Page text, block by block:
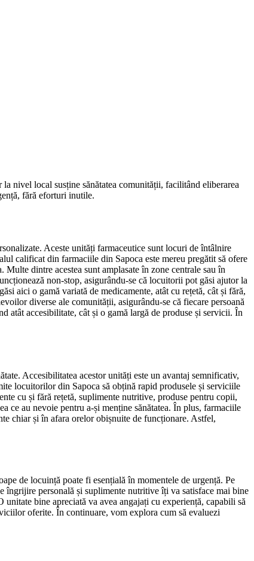
nivel local susține sănătatea comunității, facilitând eliberarea
fără eforturi inutile.
Aceste unități farmaceutice sunt locuri de întâlnire
calificat din farmaciile din Sapoca este mereu pregătit să ofere
dintre acestea sunt amplasate în zone centrale sau în
non-stop, asigurându-se că locuitorii pot găsi ajutor la
aici o gamă variată de medicamente, atât cu rețetă, cât și fără,
diverse ale comunității, asigurându-se că fiecare persoană
atât accesibilitate, cât și o gamă largă de produse și servicii. În
Accesibilitatea acestor unități este un avantaj semnificativ,
locuitorilor din Sapoca să obțină rapid produsele și serviciile
cu și fără rețetă, suplimente nutritive, produse pentru copii,
ce au nevoie pentru a-și menține sănătatea. În plus, farmaciile
chiar și în afara orelor obișnuite de funcționare. Astfel,
de locuință poate fi esențială în momentele de urgență. Pe
îngrijire personală și suplimente nutritive îți va satisface mai bine
bine apreciată va avea angajați cu experiență, capabili să
oferite. În continuare, vom explora cum să evaluezi